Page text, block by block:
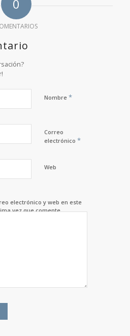
0
Nombre *
Correo
electrónico *
Web
electrónico y web en este
vez que comente.